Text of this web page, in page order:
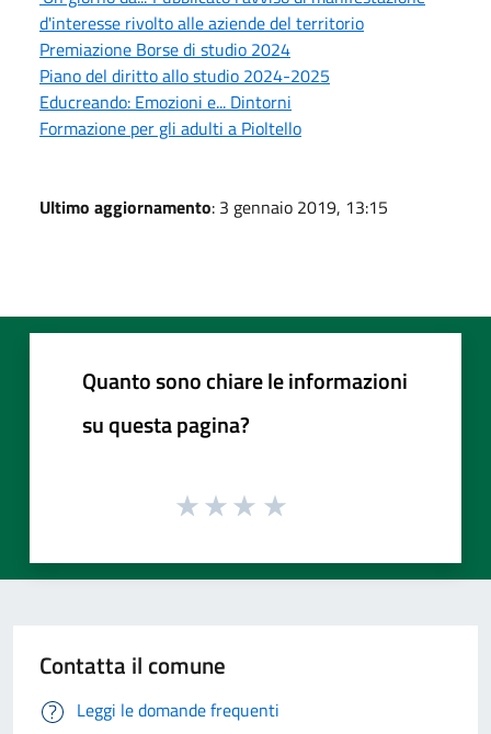
d'interesse rivolto alle aziende del territorio
Premiazione Borse di studio 2024
Piano del diritto allo studio 2024-2025
Educreando: Emozioni e... Dintorni
Formazione per gli adulti a Pioltello
Ultimo aggiornamento: 3 gennaio 2019, 13:15
Quanto sono chiare le informazioni
su questa pagina?
Contatta il comune
Leggi le domande frequenti